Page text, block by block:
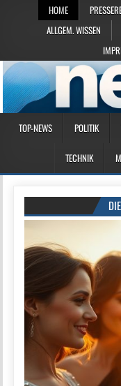
HOME
ALLGEM. WISSEN
TOP-NEWS POLITIK
TECHNIK